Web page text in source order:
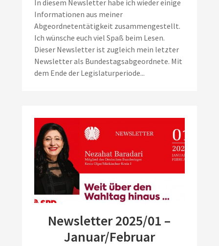
In diesem Newsletter habe ich wieder einige
Informationen aus meiner
Abgeordnetentätigkeit zusammengestellt.
Ich wünsche euch viel Spaß beim Lesen.
Dieser Newsletter ist zugleich mein letzter
Newsletter als Bundestagsabgeordnete. Mit
dem Ende der Legislaturperiode...
Newsletter 2025/01 –
Januar/Februar